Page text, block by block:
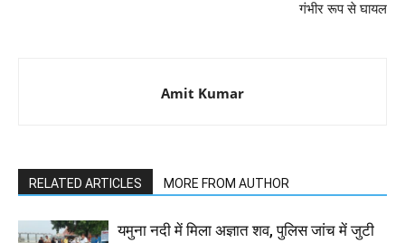
गंभीर रूप से घायल
Amit Kumar
RELATED ARTICLES MORE FROM AUTHOR
यमुना नदी में मिला अज्ञात शव, पुलिस जांच में जुटी